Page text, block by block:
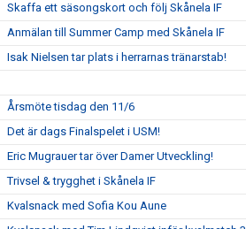
Skaffa ett säsongskort och följ Skånela IF
Anmälan till Summer Camp med Skånela IF
Isak Nielsen tar plats i herrarnas tränarstab!
Årsmöte tisdag den 11/6
Det är dags Finalspelet i USM!
Eric Mugrauer tar över Damer Utveckling!
Trivsel & trygghet i Skånela IF
Kvalsnack med Sofia Kou Aune